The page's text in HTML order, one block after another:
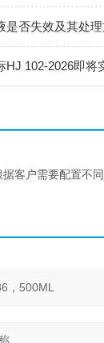
是否失效及其处
HJ 102-2026即将
客户需要配置不